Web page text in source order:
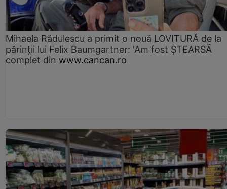
Mihaela Rădulescu a primit o nouă LOVITURĂ de la
părinții lui Felix Baumgartner: 'Am fost ȘTEARSĂ
complet din www.cancan.ro